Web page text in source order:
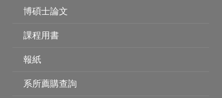
博碩士論文
課程用書
報紙
系所薦購查詢